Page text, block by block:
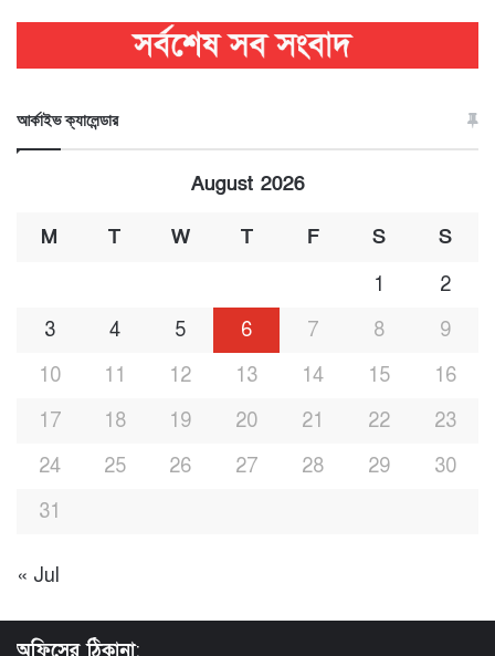
আর্কাইভ ক্যালেন্ডার
August 2026
M T W T F S S
1
2
3
4 5 6 7 8
9
10
11 12 13 14 15
16
17
18 19 20 21 22
23
24
25 26 27 28 29
30
31
« Jul
: